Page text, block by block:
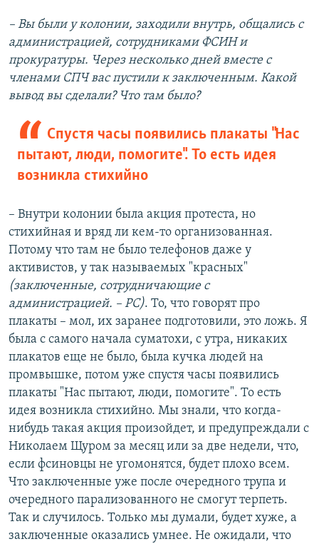
– Вы были у колонии, заходили внутрь, общались с
администрацией, сотрудниками ФСИН и
прокуратуры. Через несколько дней вместе с
членами СПЧ вас пустили к заключенным. Какой
вывод вы сделали? Что там было?
Спустя часы появились плакаты "Нас
пытают, люди, помогите". То есть идея
возникла стихийно
– Внутри колонии была акция протеста, но
стихийная и вряд ли кем-то организованная.
Потому что там не было телефонов даже у
активистов, у так называемых "красных"
(заключенные, сотрудничающие с
администрацией. – РС). То, что говорят про
плакаты – мол, их заранее подготовили, это ложь. Я
была с самого начала суматохи, с утра, никаких
плакатов еще не было, была кучка людей на
промвышке, потом уже спустя часы появились
плакаты "Нас пытают, люди, помогите". То есть
идея возникла стихийно. Мы знали, что когда-
нибудь такая акция произойдет, и предупреждали с
Николаем Щуром за месяц или за две недели, что,
если фсиновцы не угомонятся, будет плохо всем.
Что заключенные уже после очередного трупа и
очередного парализованного не смогут терпеть.
Так и случилось. Только мы думали, будет хуже, а
заключенные оказались умнее. Не ожидали, что